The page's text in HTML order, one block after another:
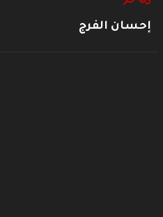
إحسان الفرج